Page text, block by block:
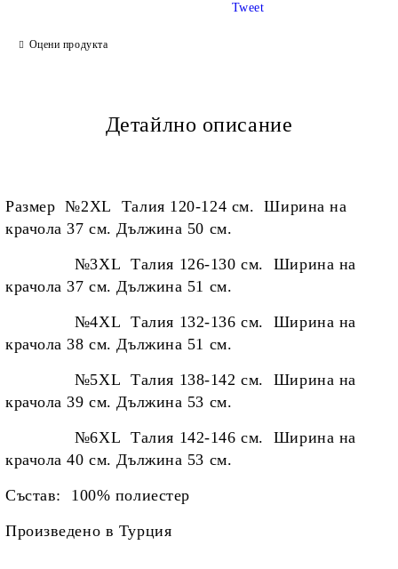
Оцени продукта
Tweet
Детайлно описание
Размер №2XL Талия 120-124 см. Ширина на
крачола 37 см. Дължина 50 см.
№3XL Талия 126-130 см. Ширина на
крачола 37 см. Дължина 51 см.
№4XL Талия 132-136 см. Ширина на
крачола 38 см. Дължина 51 см.
№5XL Талия 138-142 см. Ширина на
крачола 39 см. Дължина 53 см.
№6XL Талия 142-146 см. Ширина на
крачола 40 см. Дължина 53 см.
Състав: 100% полиестер
Произведено в Турция